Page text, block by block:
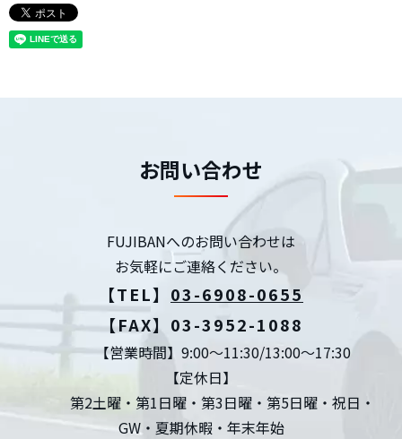
お問い合わせ
FUJIBANへのお問い合わせは
お気軽にご連絡ください。
【TEL】 03-6908-0655
【FAX】03-3952-1088
【営業時間】9:00～11:30/13:00～17:30
【定休日】
第2土曜・第1日曜・第3日曜・第5日曜・祝日・
GW・夏期休暇・年末年始